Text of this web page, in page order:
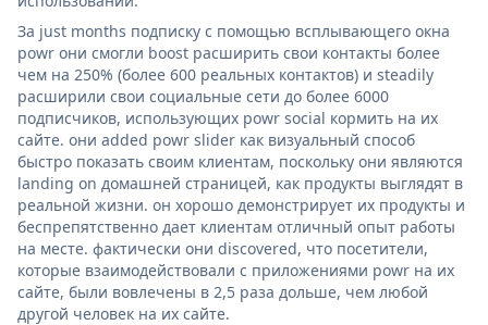
За just months подписку с помощью всплывающего окна
powr они смогли boost расширить свои контакты более
чем на 250% (более 600 реальных контактов) и steadily
расширили свои социальные сети до более 6000
подписчиков, использующих powr social кормить на их
сайте. они added powr slider как визуальный способ
быстро показать своим клиентам, поскольку они являются
landing on домашней страницей, как продукты выглядят в
реальной жизни. он хорошо демонстрирует их продукты и
беспрепятственно дает клиентам отличный опыт работы
на месте. фактически они discovered, что посетители,
которые взаимодействовали с приложениями powr на их
сайте, были вовлечены в 2,5 раза дольше, чем любой
другой человек на их сайте.